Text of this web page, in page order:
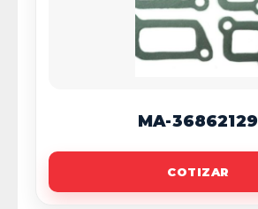
MA-36862129
COTIZAR